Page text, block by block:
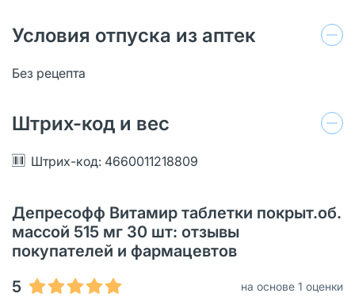
Условия отпуска из аптек
Без рецепта
Штрих-код и вес
Штрих-код: 4660011218809
Депресофф Витамир таблетки покрыт.об.
массой 515 мг 30 шт: отзывы
покупателей и фармацевтов
5
на основе 1 оценки